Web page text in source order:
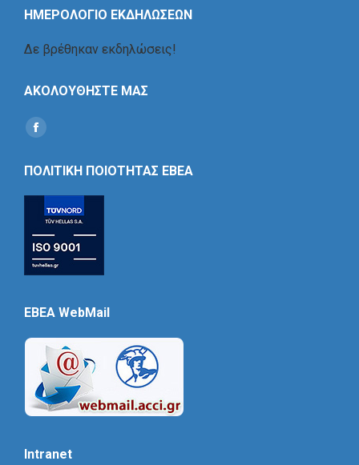
ΗΜΕΡΟΛΟΓΙΟ ΕΚΔΗΛΩΣΕΩΝ
Δε βρέθηκαν εκδηλώσεις!
ΑΚΟΛΟΥΘΗΣΤΕ ΜΑΣ
Find us on:
Social
ΠΟΛΙΤΙΚΗ ΠΟΙΟΤΗΤΑΣ ΕΒΕΑ
EBEA WebMail
Intranet